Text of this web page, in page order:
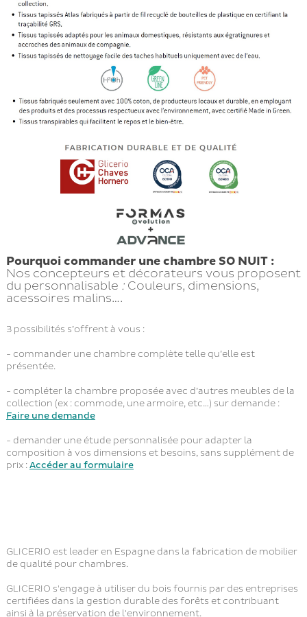
Pourquoi commander une chambre SO NUIT :
Nos concepteurs et décorateurs vous proposent
du personnalisable : Couleurs, dimensions,
acessoires malins….
3 possibilités s’offrent à vous :
- commander une chambre complète telle qu’elle est
présentée.
- compléter la chambre proposée avec d’autres meubles de la
collection (ex : commode, une armoire, etc…) sur demande :
Faire une demande
- demander une étude personnalisée pour adapter la
composition à vos dimensions et besoins, sans supplément de
prix :Accéder au formulaire
GLICERIO est leader en Espagne dans la fabrication de mobilier
de qualité pour chambres.
GLICERIO s'engage à utiliser du bois fournis par des entreprises
certifiées dans la gestion durable des forêts et contribuant
ainsi à la préservation de l'environnement.